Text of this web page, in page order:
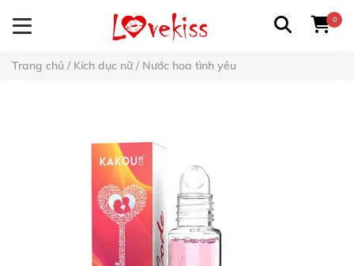
0
Trang chủ / Kích dục nữ/ Nước hoa tình yêu